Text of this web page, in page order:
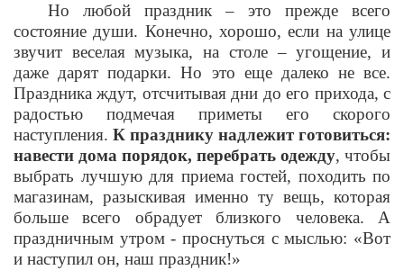
Но любой праздник – это прежде всего
состояние души. Конечно, хорошо, если на улице
звучит веселая музыка, на столе – угощение, и
даже дарят подарки. Но это еще далеко не все.
Праздника ждут, отсчитывая дни до его прихода, с
радостью подмечая приметы его скорого
наступления. К празднику надлежит готовиться:
навести дома порядок, перебрать одежду, чтобы
выбрать лучшую для приема гостей, походить по
магазинам, разыскивая именно ту вещь, которая
больше всего обрадует близкого человека. А
праздничным утром - проснуться с мыслью: «Вот
и наступил он, наш праздник!»